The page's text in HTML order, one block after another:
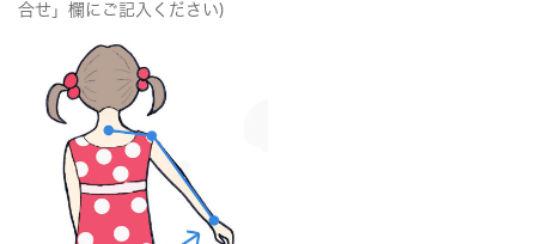
合せ」欄にご記入ください)